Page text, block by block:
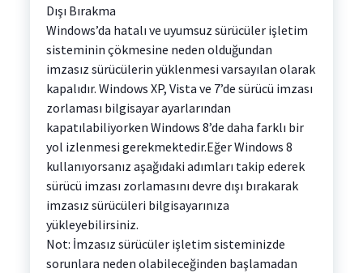
Dışı Bırakma
Windows’da hatalı ve uyumsuz sürücüler işletim
sisteminin çökmesine neden olduğundan
imzasız sürücülerin yüklenmesi varsayılan olarak
kapalıdır. Windows XP, Vista ve 7’de sürücü imzası
zorlaması bilgisayar ayarlarından
kapatılabiliyorken Windows 8’de daha farklı bir
yol izlenmesi gerekmektedir.Eğer Windows 8
kullanıyorsanız aşağıdaki adımları takip ederek
sürücü imzası zorlamasını devre dışı bırakarak
imzasız sürücüleri bilgisayarınıza
yükleyebilirsiniz.
Not: İmzasız sürücüler işletim sisteminizde
sorunlara neden olabileceğinden başlamadan